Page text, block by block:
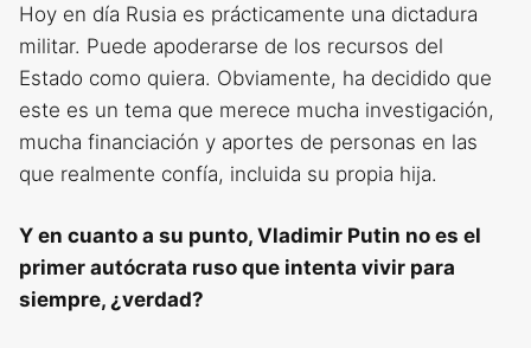
Hoy en día Rusia es prácticamente una dictadura
militar. Puede apoderarse de los recursos del
Estado como quiera. Obviamente, ha decidido que
este es un tema que merece mucha investigación,
mucha financiación y aportes de personas en las
que realmente confía, incluida su propia hija.
Y en cuanto a su punto, Vladimir Putin no es el
primer autócrata ruso que intenta vivir para
siempre, ¿verdad?